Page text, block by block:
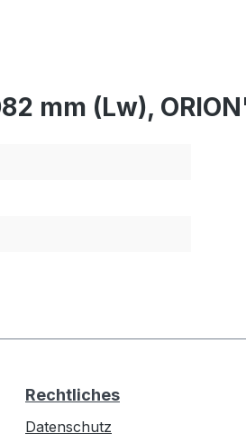
mm (Lw),
Rechtliches
Datenschutz